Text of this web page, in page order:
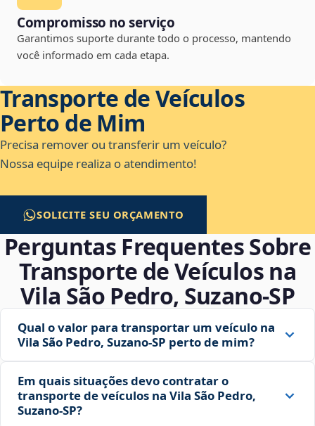
Compromisso no serviço
Garantimos suporte durante todo o processo, mantendo
você informado em cada etapa.
Transporte de Veículos
Perto de Mim
Precisa remover ou transferir um veículo?
Nossa equipe realiza o atendimento!
SOLICITE SEU ORÇAMENTO
Perguntas Frequentes Sobre
Transporte de Veículos na
Vila São Pedro, Suzano‑SP
Qual o valor para transportar um veículo na
Vila São Pedro, Suzano‑SP perto de mim?
Em quais situações devo contratar o
transporte de veículos na Vila São Pedro,
Suzano‑SP?